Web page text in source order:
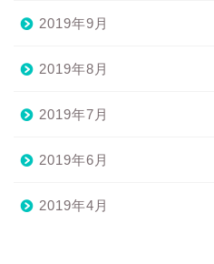
2019年9月
2019年8月
2019年7月
2019年6月
2019年4月